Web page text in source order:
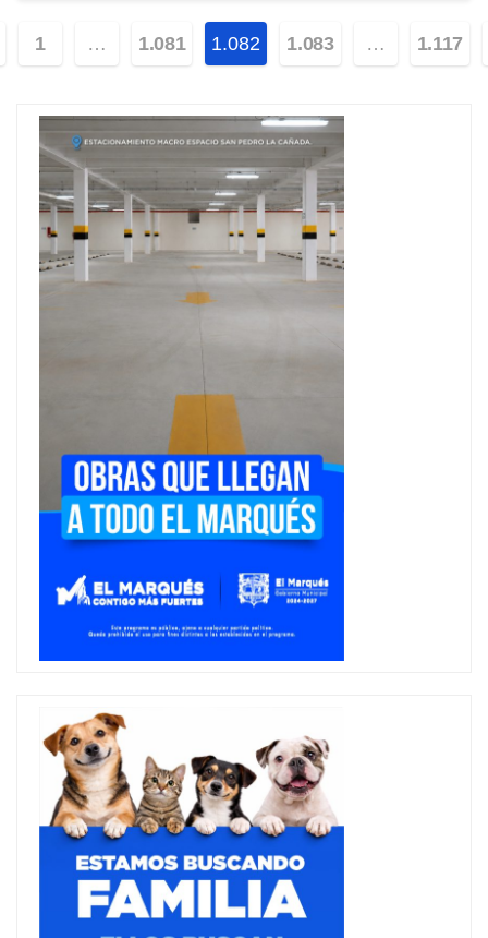
1 … 1.081 1.082 1.083 … 1.117